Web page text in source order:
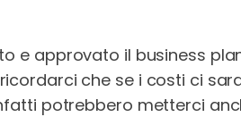
e approvato il business
che se i costi ci
potrebbero metterci